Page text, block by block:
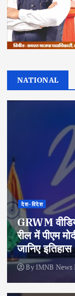
NATIONAL
देश-विदेश
GRWM
रील में पीएम
जानिए इतिहास
By IMNB News